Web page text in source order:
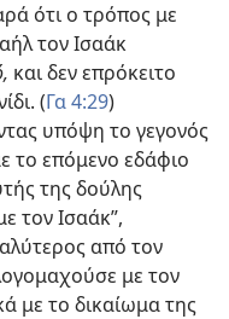
ότι ο τρόπος με
τον Ισαάκ
και δεν επρόκειτο
(Γα 4:29)
υπόψη το γεγονός
το επόμενο εδάφιο
της δούλης
τον Ισαάκ”,
από τον
με τον
με το δικαίωμα της